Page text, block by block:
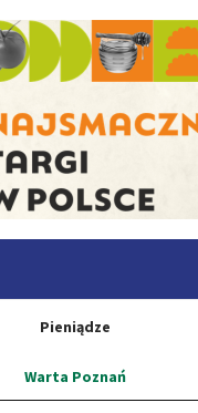
Pieniądze
Warta Poznań